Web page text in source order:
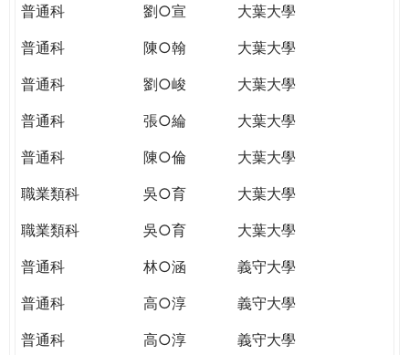
普通科
劉○宣
大葉大學
普通科
陳○翰
大葉大學
普通科
劉○峻
大葉大學
普通科
張○綸
大葉大學
普通科
陳○倫
大葉大學
職業類科
吳○育
大葉大學
職業類科
吳○育
大葉大學
普通科
林○涵
義守大學
普通科
高○淳
義守大學
普通科
高○淳
義守大學